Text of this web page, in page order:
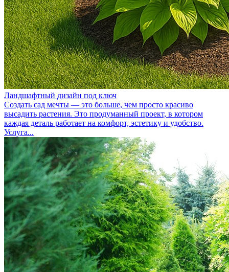
Ландшафтный дизайн под ключ
Создать сад мечты — это больше, чем просто красиво
высадить растения. Это продуманный проект, в котором
каждая деталь работает на комфорт, эстетику и удобство.
Услуга...